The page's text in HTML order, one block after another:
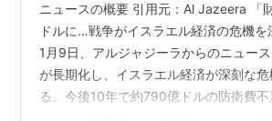
ニュースの概要 引用元：Al Jazeera 「
ドルに…戦争がイスラエル経済の危機
1月9日、アルジャジーラからのニュー
が長期化し、イスラエル経済が深刻な
る。今後10年で約790億ドルの防衛費不